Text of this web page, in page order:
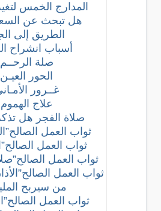
المدارج الخمس
هل تبحث عن
الطريق إلى
أسباب انشراح
صلة الرحــم
الحور العيـن
غــرور
علاج الهموم
صلاة الفجر هل
ثواب العمل
ثواب العمل
ثواب العمل
ثواب العمل
من سيربح
ثواب العمل